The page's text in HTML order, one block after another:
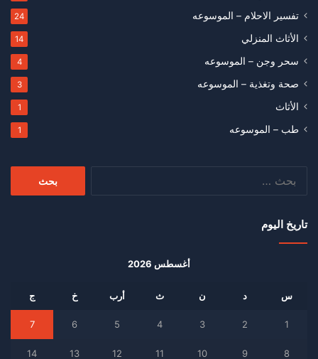
تفسير الاحلام – الموسوعه 24
الأثاث المنزلي 14
سحر وجن – الموسوعه 4
صحة وتغذية – الموسوعه 3
الأثاث 1
طب – الموسوعه 1
تاريخ اليوم
أغسطس 2026
س د ن ث أرب خ ج
1
2
3
4
5
6
7
8
9
10
11
12
13
14